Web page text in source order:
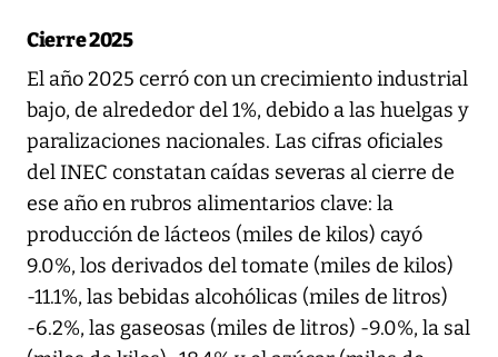
Cierre 2025
El año 2025 cerró con un crecimiento industrial
bajo, de alrededor del 1%, debido a las huelgas y
paralizaciones nacionales. Las cifras oficiales
del INEC constatan caídas severas al cierre de
ese año en rubros alimentarios clave: la
producción de lácteos (miles de kilos) cayó
9.0%, los derivados del tomate (miles de kilos)
-11.1%, las bebidas alcohólicas (miles de litros)
-6.2%, las gaseosas (miles de litros) -9.0%, la sal